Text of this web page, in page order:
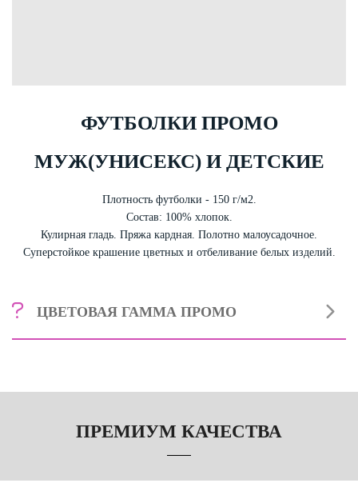
ФУТБОЛКИ ПРОМО
МУЖ(УНИСЕКС) И ДЕТСКИЕ
Плотность футболки - 150 г/м2.
Состав: 100% хлопок.
Кулирная гладь. Пряжа кардная. Полотно малоусадочное.
Суперстойкое крашение цветных и отбеливание белых изделий.
ЦВЕТОВАЯ ГАММА ПРОМО
оранжевый, красный, зелёный, синий.
Цветовая гамма
ПРЕМИУМ КАЧЕСТВА